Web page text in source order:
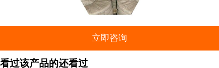
立即咨询
看过该产品的还看过